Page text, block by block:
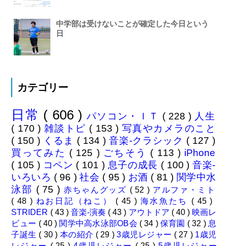
中学部は受けないことが確定した今日という
日
カテゴリー
日常 ( 606 )パソコン・ＩＴ ( 228 ) 人生
( 170 ) 雑談トピ ( 153 ) 写真やカメラのこと
( 150 ) くるま ( 134 ) 音楽-クラシック ( 127 )
買ってみた ( 125 ) ごちそう ( 113 ) iPhone
( 105 ) コペン ( 101 ) 息子の成長 ( 100 )音楽-
いろいろ ( 96 )社会 ( 95 ) お酒 ( 81 ) 関学中水
泳部 ( 75 ) 赤ちゃんグッズ ( 52 ) アルファ・ミト
( 48 ) ねお日記（ねこ） ( 45 ) 海水魚たち ( 45 )
STRIDER ( 43 ) 音楽-演奏 ( 43 ) アウトドア ( 40 ) 映画レ
ビュー ( 40 ) 関学中高水泳部OB会 ( 34 ) 保育園 ( 32 ) 息
子誕生 ( 30 ) 本の紹介 ( 29 )3歳児レジャー ( 27 ) 1歳児